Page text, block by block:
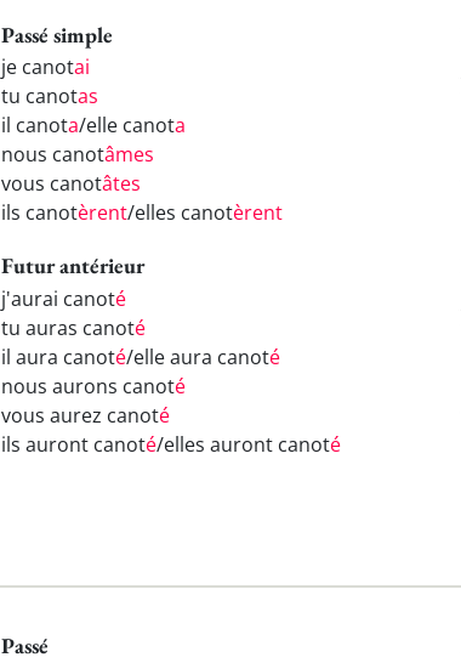
Passé simple
je canotai
tu canotas
il canota/elle canota
nous canotâmes
vous canotâtes
ils canotèrent/elles canotèrent
Futur antérieur
j'aurai canoté
tu auras canoté
il aura canoté/elle aura canoté
nous aurons canoté
vous aurez canoté
ils auront canoté/elles auront canoté
Passé